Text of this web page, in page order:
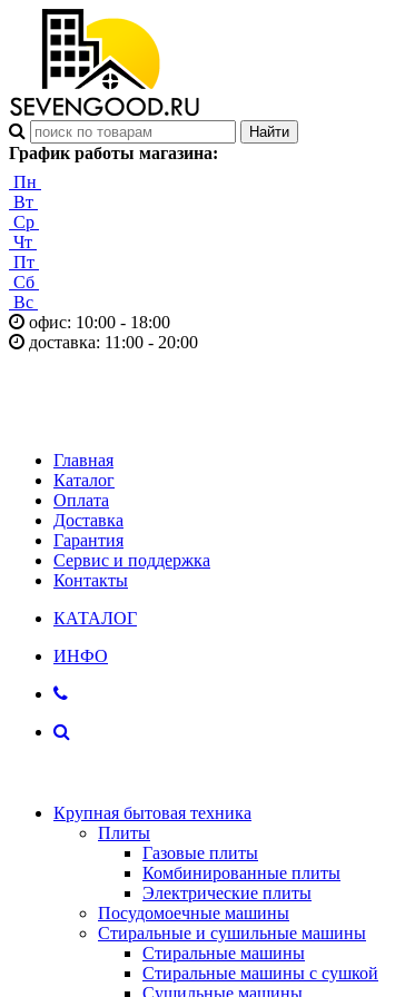
График работы магазина:
Пн
Вт
Ср
Чт
Пт
Сб
Вс
офис: 10:00 - 18:00
доставка: 11:00 - 20:00
Главная
Каталог
Оплата
Доставка
Гарантия
Сервис и поддержка
Контакты
КАТАЛОГ
ИНФО
Крупная бытовая техника
Плиты
Газовые плиты
Комбинированные плиты
Электрические плиты
Посудомоечные машины
Стиральные и сушильные машины
Стиральные машины
Стиральные машины с сушкой
Сушильные машины